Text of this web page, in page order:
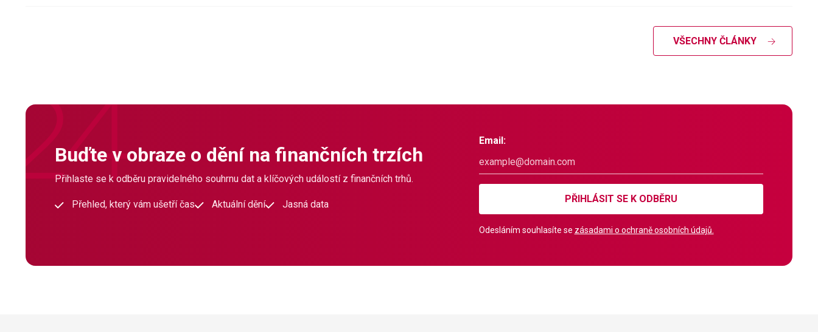
VŠECHNY ČLÁNKY
Buďte v obraze o dění na finančních trzích
Přihlaste se k odběru pravidelného souhrnu dat a klíčových událostí z finančních trhů.
Přehled, který vám ušetří čas Aktuální dění Jasná data
Email:
PŘIHLÁSIT SE K ODBĚRU
Odesláním souhlasíte se zásadami o ochraně osobních údajů.